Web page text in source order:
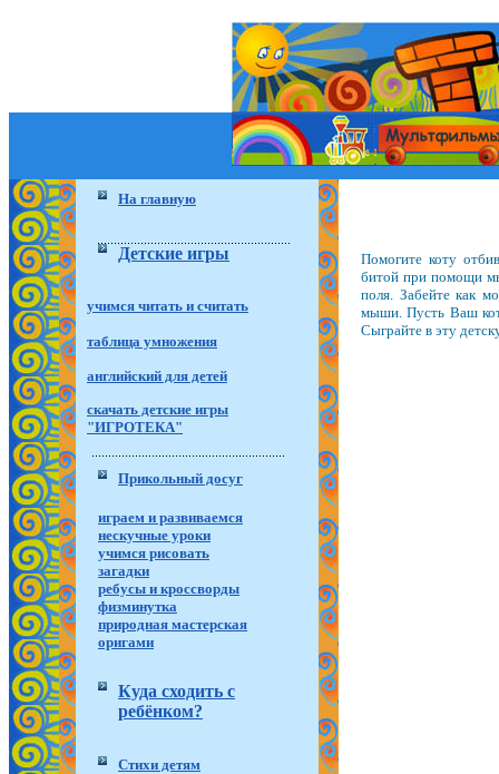
На главную
Детские игры
учимся читать и считать
таблица умножения
английский для детей
скачать детские игры
"ИГРОТЕКА"
Прикольный досуг
играем и развиваемся
нескучные уроки
учимся рисовать
загадки
ребусы и кроссворды
физминутка
природная мастерская
оригами
Куда сходить с
ребёнком?
Стихи детям
Помогите коту
битой при помощи
поля. Забейте как
мыши. Пусть Ваш
Сыграйте в эту